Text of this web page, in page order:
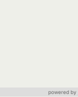
powered by